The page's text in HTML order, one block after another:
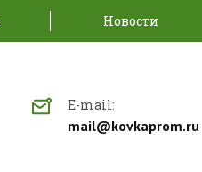
Новости
E-mail:
mail@kovkaprom.ru